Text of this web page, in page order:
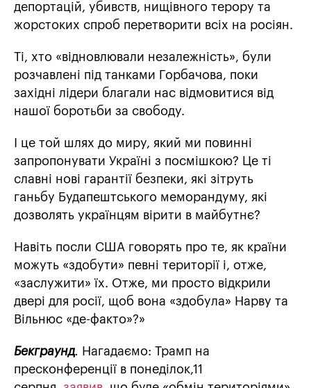
депортацій, убивств, нищівного терору та
жорстоких спроб перетворити всіх на росіян.
Ті, хто «відновлювали незалежність», були
розчавлені під танками Горбачова, поки
західні лідери благали нас відмовитися від
нашої боротьби за свободу.
І це той шлях до миру, який ми повинні
запропонувати Україні з посмішкою? Це ті
славні нові гарантії безпеки, які зітруть
ганьбу Будапештського меморандуму, які
дозволять українцям вірити в майбутнє?
Навіть посли США говорять про те, як країни
можуть «здобути» певні території і, отже,
«заслужити» їх. Отже, ми просто відкрили
двері для росії, щоб вона «здобула» Нарву та
Вільнюс «де-факто»?»
Бекграунд. Нагадаємо: Трамп на
пресконференції в понеділок,11